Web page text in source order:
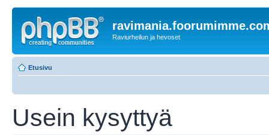
Raviurheilun ja hevoset
Etusivu
Usein kysyttyä